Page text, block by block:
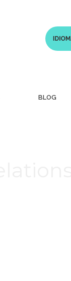
BLOG